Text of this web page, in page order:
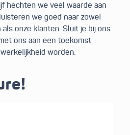
hechten we veel waarde aan
we goed naar zowel
onze klanten. Sluit je bij ons
ons aan een toekomst
worden.